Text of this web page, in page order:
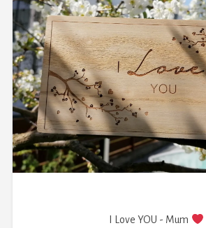
I Love YOU - Mum